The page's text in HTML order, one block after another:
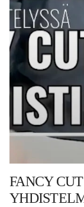
FANCY